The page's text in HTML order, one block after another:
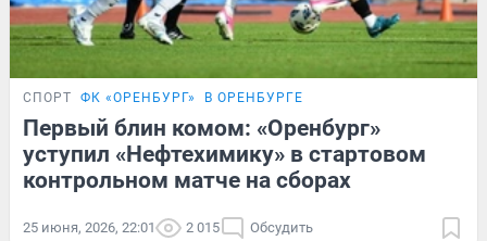
СПОРТ ФК «ОРЕНБУРГ» В ОРЕНБУРГЕ
Первый блин комом: «Оренбург»
уступил «Нефтехимику» в стартовом
контрольном матче на сборах
25 июня, 2026, 22:01 2 015 Обсудить